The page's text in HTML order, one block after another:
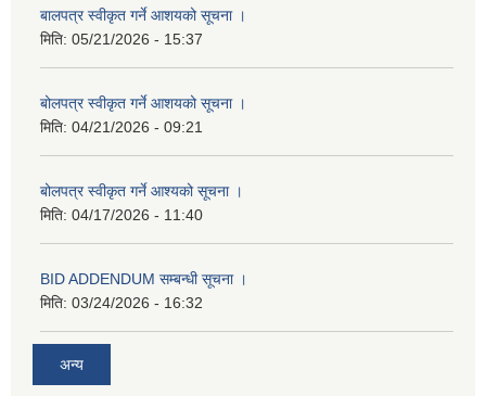
बालपत्र स्वीकृत गर्ने आशयको सूचना ।
मिति: 05/21/2026 - 15:37
बोलपत्र स्वीकृत गर्ने आशयको सूचना ।
मिति: 04/21/2026 - 09:21
बोलपत्र स्वीकृत गर्ने आश्यको सूचना ।
मिति: 04/17/2026 - 11:40
BID ADDENDUM सम्बन्धी सूचना ।
मिति: 03/24/2026 - 16:32
अन्य